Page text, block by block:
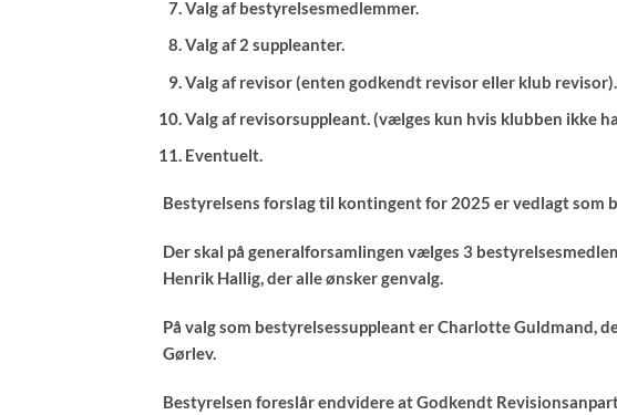
Valg af bestyrelsesmedlemmer.
Valg af 2 suppleanter.
Valg af revisor (enten godkendt revisor eller klub revisor).
Valg af revisorsuppleant. (vælges kun hvis klubben ikke
Eventuelt.
Bestyrelsens forslag til kontingent for 2025 er vedlagt som
Der skal på generalforsamlingen vælges 3
Henrik Hallig, der alle ønsker genvalg.
På valg som bestyrelsessuppleant er Charlotte Guldmand,
Gørlev.
Bestyrelsen foreslår endvidere at Godkendt